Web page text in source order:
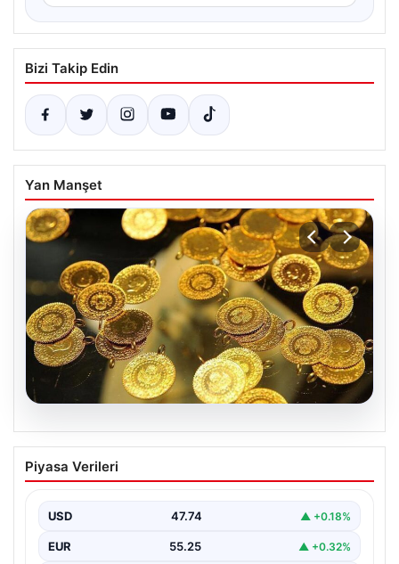
Bizi Takip Edin
Yan Manşet
06.08.2026
Altın fiyatları canlı 7 Nisan 2026: Altın
fiyatları bugün ne kadar oldu?
"content": "Altın piyasası, uluslararası…
Piyasa Verileri
USD 47.74 ▲ +0.18%
EUR 55.25 ▲ +0.32%